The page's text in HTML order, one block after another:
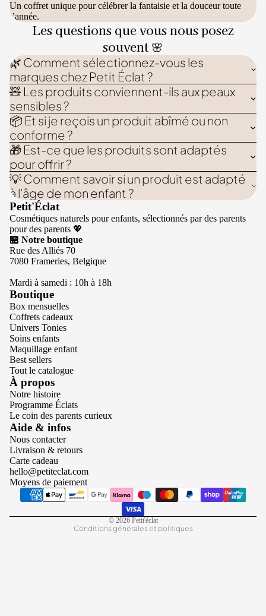
Un coffret unique pour célébrer la fantaisie et la douceur toute
l’année.
Les questions que vous nous posez
souvent 🌸
🌿 Comment sélectionnez-vous les
marques chez Petit Éclat ?
🧸 Les produits conviennent-ils aux peaux
sensibles ?
📦 Et si je reçois un produit abîmé ou non
conforme ?
🎁 Est-ce que les produits sont adaptés
pour offrir ?
💡 Comment savoir si un produit est adapté
à l'âge de mon enfant ?
Petit'Éclat
Cosmétiques naturels pour enfants, sélectionnés par des parents
pour des parents 💖
🏪 Notre boutique
Rue des Alliés 70
7080 Frameries, Belgique
Mardi à samedi : 10h à 18h
Boutique
Box mensuelles
Coffrets cadeaux
Univers Tonies
Soins enfants
Maquillage enfant
Best sellers
Tout le catalogue
À propos
Notre histoire
Programme Éclats
Le coin des parents curieux
Aide & infos
Nous contacter
Livraison & retours
Carte cadeau
hello@petiteclat.com
Moyens de paiement
© 2026 Petit'éclat
Conditions générales et politiques
Politique de confidentialité
Conditions d’utilisation
Politique de remboursement
Politique d’expédition
Mentions légales